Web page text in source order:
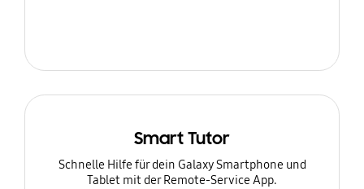
Smart Tutor
Schnelle Hilfe für dein Galaxy Smartphone und
Tablet mit der Remote-Service App.